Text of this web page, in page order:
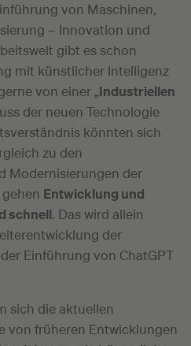
von Maschinen,
– Innovation und
gibt es schon
mit künstlicher Intelligenz
von einer „Industriellen
der neuen Technologie
könnten sich
zu den
Modernisierungen der
Entwicklung und
schnell. Das wird allein
der
Einführung von ChatGPT
sich die aktuellen
von früheren Entwicklungen